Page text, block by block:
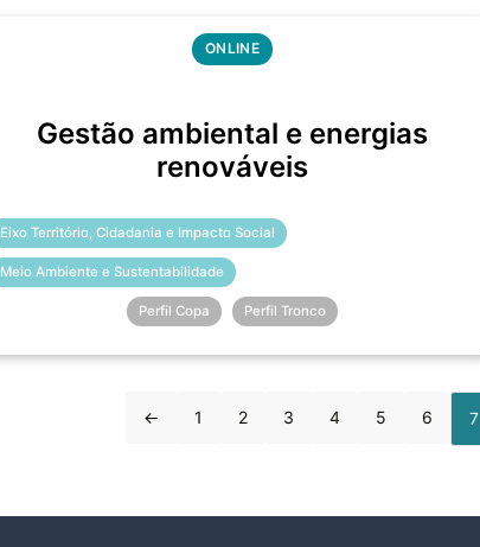
ONLINE
Gestão ambiental e energias
renováveis
Eixo Território, Cidadania e Impacto Social
Meio Ambiente e Sustentabilidade
Perfil Copa Perfil Tronco
← 1 2 3 4 5 6 7